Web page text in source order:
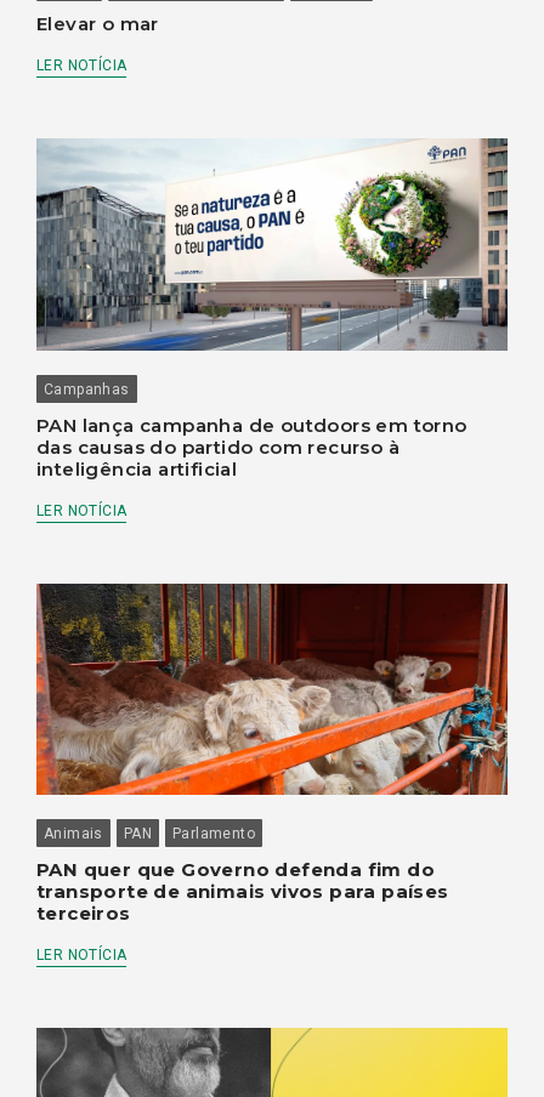
Elevar o mar
LER NOTÍCIA
Campanhas
PAN lança campanha de outdoors em torno
das causas do partido com recurso à
inteligência artificial
LER NOTÍCIA
Animais PAN Parlamento
PAN quer que Governo defenda fim do
transporte de animais vivos para países
terceiros
LER NOTÍCIA